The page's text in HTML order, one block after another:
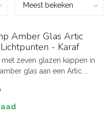
Amber Glas Artic
- Karaf
met zeven glazen kappen in
glas aan een Artic ...